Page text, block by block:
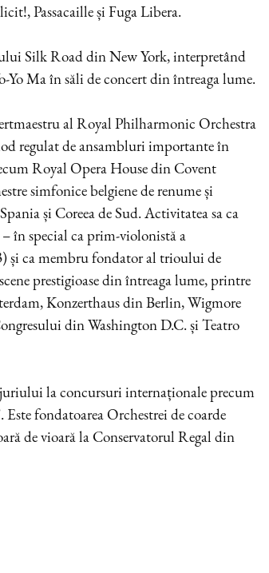
Passacaille și Fuga Libera.
Silk Road din New York, interpretând
Yo Ma în săli de concert din întreaga lume.
al Royal Philharmonic Orchestra
regulat de ansambluri importante în
Royal Opera House din Covent
simfonice belgiene de renume și
și Coreea de Sud. Activitatea sa ca
în special ca prim-violonistă a
și ca membru fondator al trioului de
prestigioase din întreaga lume, printre
Konzerthaus din Berlin, Wigmore
din Washington D.C. și Teatro
la concursuri internaționale precum
fondatoarea Orchestrei de coarde
de vioară la Conservatorul Regal din